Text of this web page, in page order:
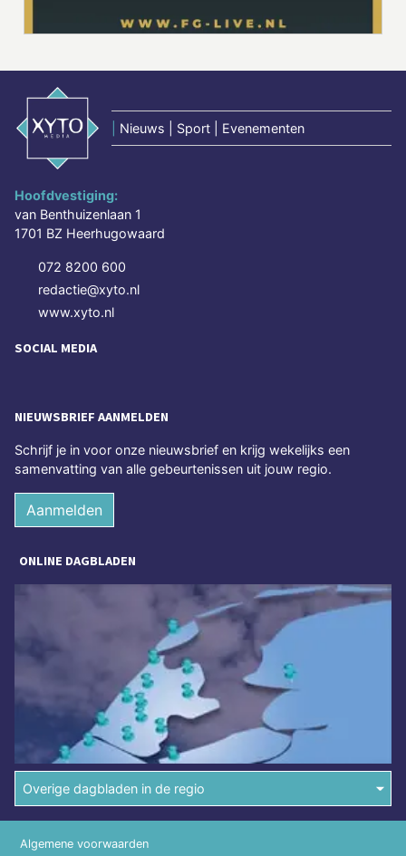
Nieuws | Sport | Evenementen
Hoofdvestiging:
van Benthuizenlaan 1
1701 BZ Heerhugowaard
072 8200 600
redactie@xyto.nl
www.xyto.nl
SOCIAL MEDIA
NIEUWSBRIEF AANMELDEN
Schrijf je in voor onze nieuwsbrief en krijg wekelijks een
samenvatting van alle gebeurtenissen uit jouw regio.
Aanmelden
ONLINE DAGBLADEN
Overige dagbladen in de regio
Algemene voorwaarden